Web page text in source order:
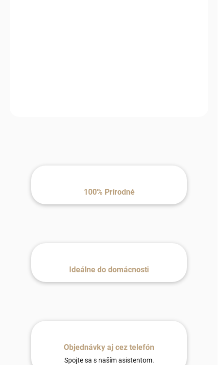
100% Prírodné
Ideálne do domácnosti
Objednávky aj cez telefón
Spojte sa s naším asistentom.